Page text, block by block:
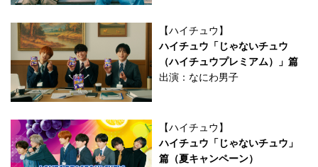
【ハイチュウ】
ハイチュウ「じゃないチュウ
（ハイチュウプレミアム）」篇
出演：なにわ男子
【ハイチュウ】
ハイチュウ「じゃないチュウ」
篇（夏キャンペーン）